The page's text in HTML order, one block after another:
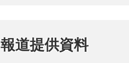
報道提供資料